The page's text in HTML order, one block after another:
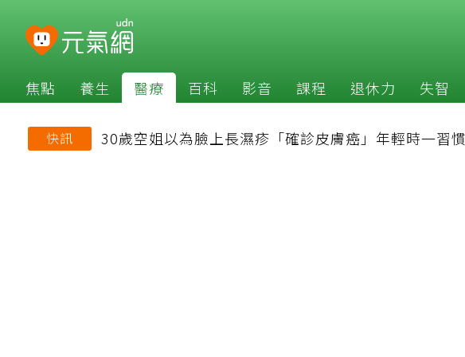
焦點 養生 醫療 百科 影音 課程 退休力 失智
快訊 30歲空姐以為臉上長濕疹「確診皮膚癌」年輕時一習